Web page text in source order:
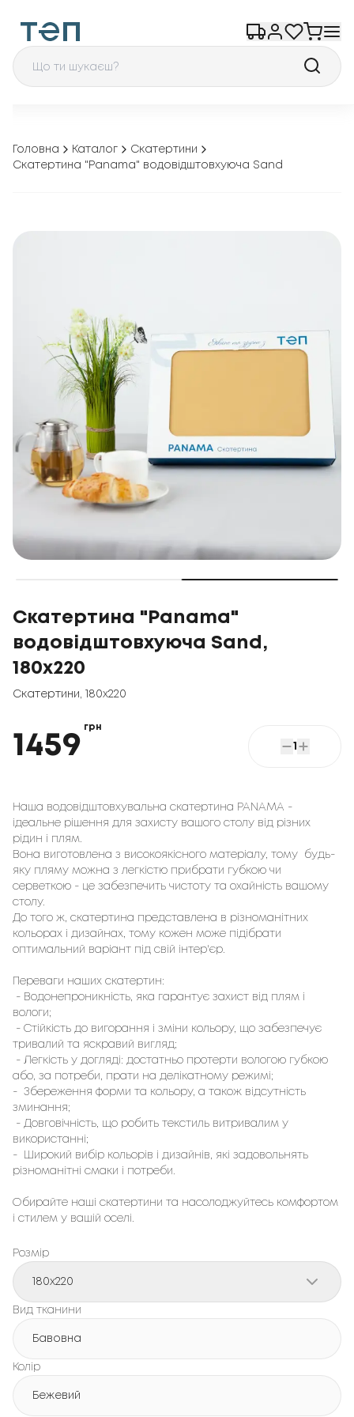
Головна Каталог
Скатертини
Скатертина "Panama" водовідштовхуюча Sand
Скатертина "Panama"
водовідштовхуюча Sand,
180x220
Скатертини 180x220
1459
грн
1
Наша водовідштовхувальна скатертина PANAMA -
ідеальне рішення для захисту вашого столу від різних
рідин і плям.
Вона виготовлена з високоякісного матеріалу, тому будь-
яку пляму можна з легкістю прибрати губкою чи
серветкою - це забезпечить чистоту та охайність вашому
столу.
До того ж, скатертина представлена в різноманітних
кольорах і дизайнах, тому кожен може підібрати
оптимальний варіант під свій інтер'єр.
Переваги наших скатертин:
- Водонепроникність, яка гарантує захист від плям і
вологи;
- Стійкість до вигорання і зміни кольору, що забезпечує
тривалий та яскравий вигляд;
- Легкість у догляді: достатньо протерти вологою губкою
або, за потреби, прати на делікатному режимі;
- Збереження форми та кольору, а також відсутність
зминання;
- Довговічність, що робить текстиль витривалим у
використанні;
- Широкий вибір кольорів і дизайнів, які задовольнять
різноманітні смаки і потреби.
Обирайте наші скатертини та насолоджуйтесь комфортом
і стилем у вашій оселі.
Розмір
180x220
Вид тканини
Бавовна
Колір
Бежевий